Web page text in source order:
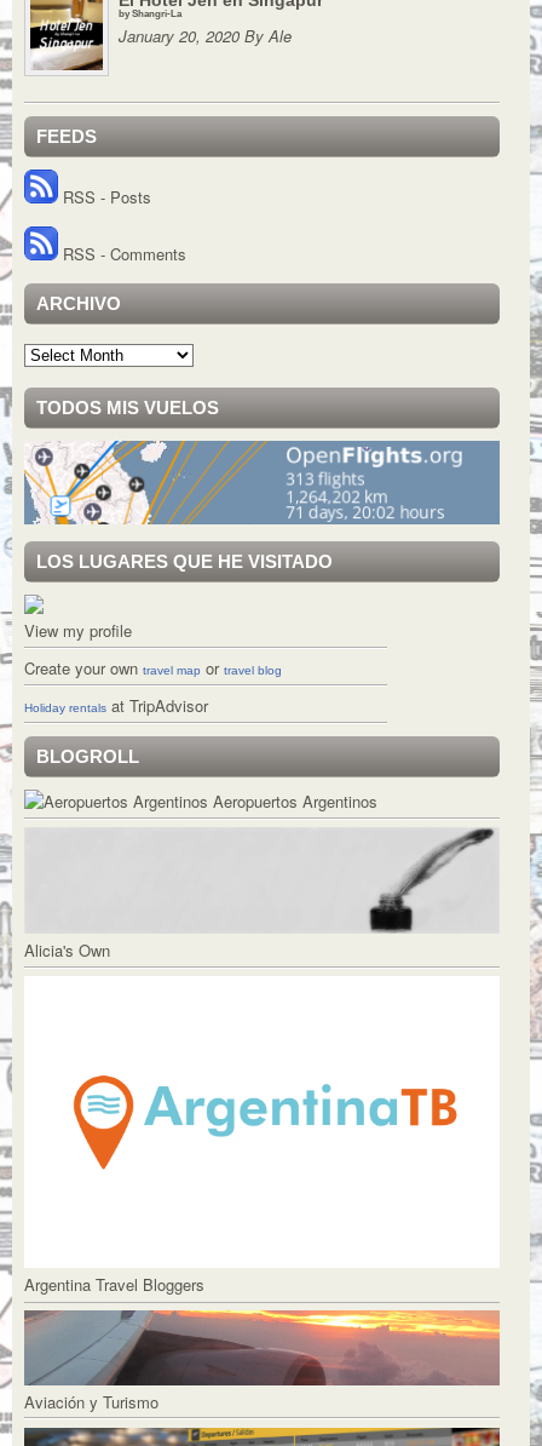
by Shangri-La
January 20, 2020 By Ale
FEEDS
RSS - Posts
RSS - Comments
ARCHIVO
Archivo
TODOS MIS VUELOS
LOS LUGARES QUE HE VISITADO
View my profile
Create your own travel map or travel blog
Holiday rentals at TripAdvisor
BLOGROLL
Aeropuertos Argentinos
Alicia's Own
Argentina Travel Bloggers
Aviación y Turismo